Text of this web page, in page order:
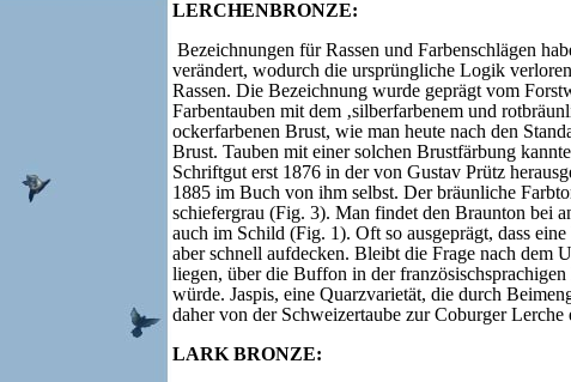
LERCHENBRONZE:
Bezeichnungen für Rassen und Farbenschlägen
verändert, wodurch die ursprüngliche Logik
Rassen. Die Bezeichnung wurde geprägt vom
Farbentauben mit dem ‚silberfarbenem und
ockerfarbenen Brust, wie man heute nach den
Brust. Tauben mit einer solchen Brustfärbung
Schriftgut erst 1876 in der von Gustav Prütz
1885 im Buch von ihm selbst. Der bräunliche
schiefergrau (Fig. 3). Man findet den Braunton bei
auch im Schild (Fig. 1). Oft so ausgeprägt, dass
aber schnell aufdecken. Bleibt die Frage nach dem
liegen, über die Buffon in der
würde. Jaspis, eine Quarzvarietät, die durch
daher von der Schweizertaube zur Coburger
LARK BRONZE: